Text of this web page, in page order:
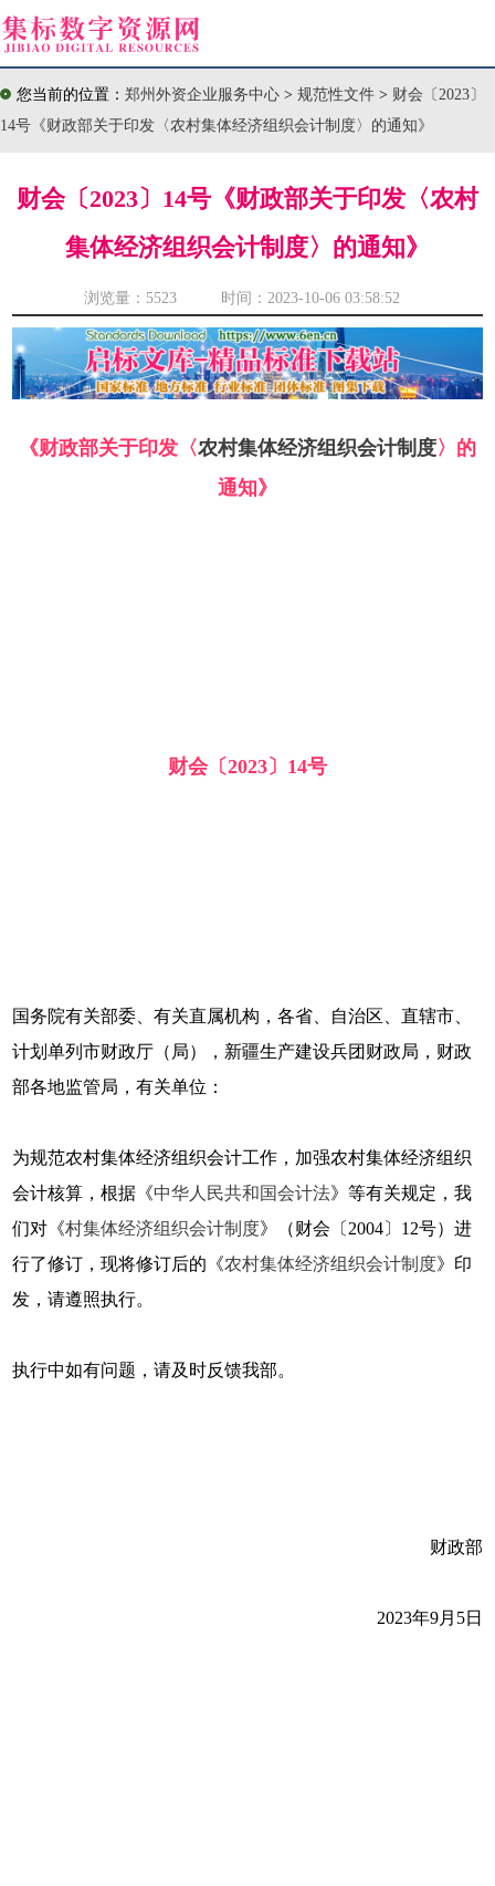
您当前的位置： 郑州外资企业服务中心 > 规范性文件 > 财会〔2023〕
14号《财政部关于印发〈农村集体经济组织会计制度〉的通知》
财会〔2023〕14号《财政部关于印发〈农村
集体经济组织会计制度〉的通知》
浏览量： 5523 时间：2023-10-06 03:58:52
《财政部关于印发〈农村集体经济组织会计制度〉的
通知》
财会〔2023〕14号
国务院有关部委、有关直属机构，各省、自治区、直辖市、
计划单列市财政厅（局），新疆生产建设兵团财政局，财政
部各地监管局，有关单位：
为规范农村集体经济组织会计工作，加强农村集体经济组织
会计核算，根据《中华人民共和国会计法》等有关规定，我
们对《村集体经济组织会计制度》（财会〔2004〕12号）进
行了修订，现将修订后的《农村集体经济组织会计制度》印
发，请遵照执行。
执行中如有问题，请及时反馈我部。
财政部
2023年9月5日